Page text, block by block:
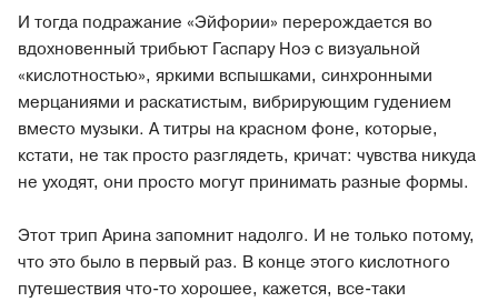
И тогда подражание «Эйфории» перерождается во
вдохновенный трибьют Гаспару Ноэ с визуальной
«кислотностью», яркими вспышками, синхронными
мерцаниями и раскатистым, вибрирующим гудением
вместо музыки. А титры на красном фоне, которые,
кстати, не так просто разглядеть, кричат: чувства никуда
не уходят, они просто могут принимать разные формы.
Этот трип Арина запомнит надолго. И не только потому,
что это было в первый раз. В конце этого кислотного
путешествия что-то хорошее, кажется, все-таки